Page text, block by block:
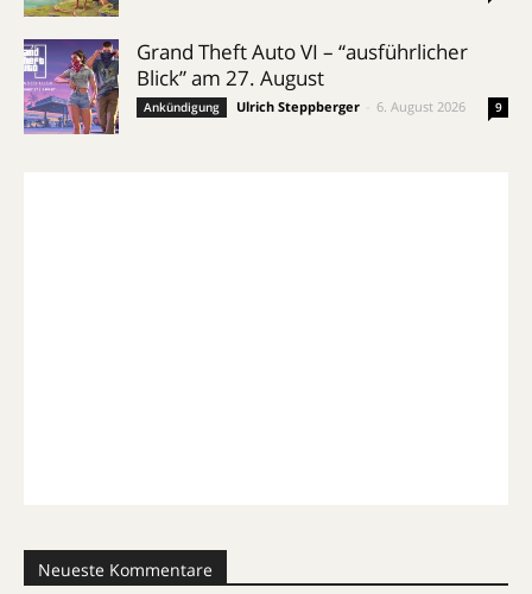
Grand Theft Auto VI – “ausführlicher
Blick” am 27. August
Ankündigung Ulrich Steppberger 6. August 2026 9
Neueste Kommentare